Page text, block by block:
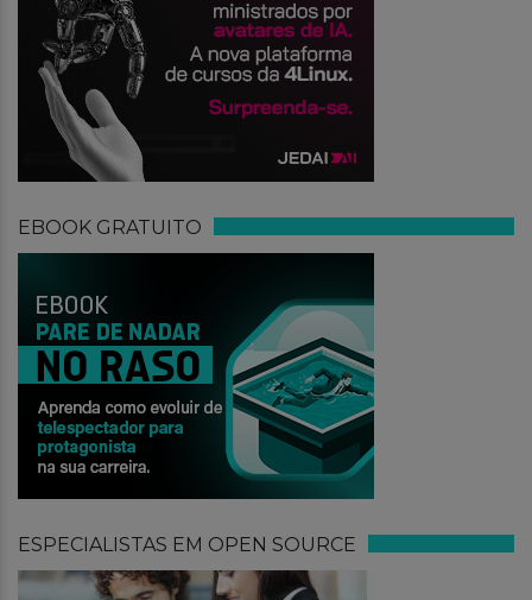
EBOOK GRATUITO
ESPECIALISTAS EM OPEN SOURCE